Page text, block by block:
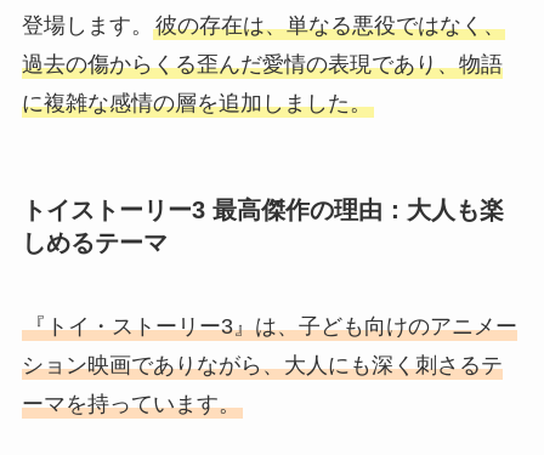
登場します。 彼の存在は、単なる悪役ではなく、
過去の傷からくる歪んだ愛情の表現であり、物語
に複雑な感情の層を追加しました。
トイストーリー3 最高傑作の理由：大人も楽
しめるテーマ
『トイ・ストーリー3』は、子ども向けのアニメー
ション映画でありながら、大人にも深く刺さるテ
ーマを持っています。